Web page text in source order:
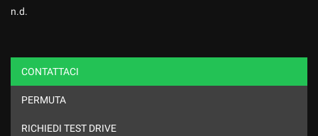
n.d.
CONTATTACI
PERMUTA
RICHIEDI TEST DRIVE